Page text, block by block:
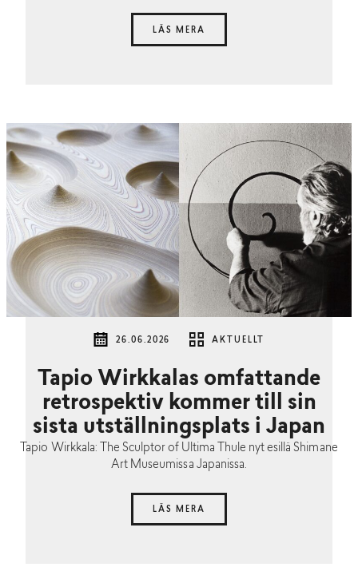
LÄS MERA
26.06.2026 AKTUELLT
Tapio Wirkkalas omfattande
retrospektiv kommer till sin
sista utställningsplats i Japan
Tapio Wirkkala: The Sculptor of Ultima Thule nyt esillä Shimane
Art Museumissa Japanissa.
LÄS MERA